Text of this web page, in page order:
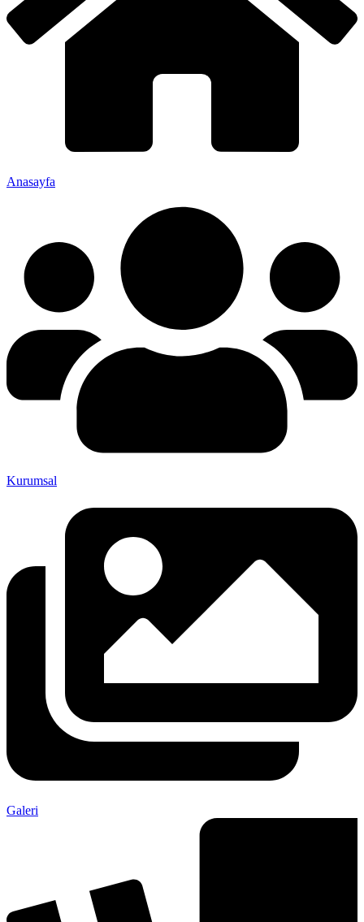
Anasayfa
Kurumsal
Galeri